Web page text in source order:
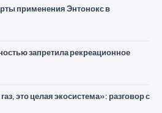
применения Энтонокс в
запретила рекреационное
это целая экосистема»: разговор с